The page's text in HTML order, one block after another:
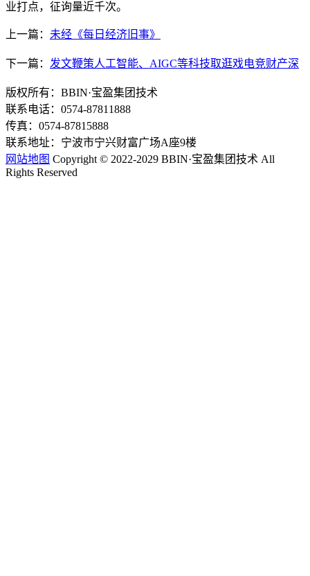
业打点，征询量近千次。
上一篇： 未经《每日经济旧事》
下一篇： 发文鞭策人工智能、AIGC等科技取逛戏电竞财产深
版权所有：BBIN·宝盈集团技术
联系电话：0574-87811888
传真：0574-87815888
联系地址：宁波市宁兴财富广场A座9楼
网站地图 Copyright © 2022-2029 BBIN·宝盈集团技术 All
Rights Reserved